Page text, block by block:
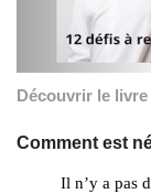
Découvrir le livre
Comment est
Il n’y a pas